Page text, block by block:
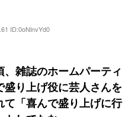
ID:0oNlnvYd0
雑誌のホームパーティ
り上げ役に芸人さんを
「喜んで盛り上げに行